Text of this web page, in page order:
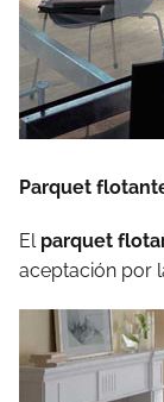
Parquet
El parquet
aceptación por